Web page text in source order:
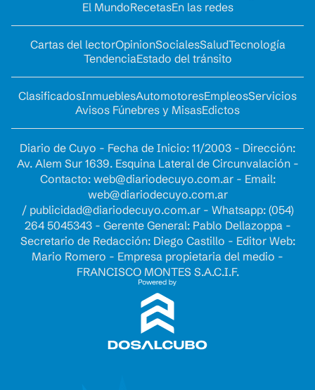
El MundoRecetasEn las redes
Cartas del lectorOpinionSocialesSaludTecnología
TendenciaEstado del tránsito
ClasificadosInmueblesAutomotoresEmpleosServicios
Avisos Fúnebres y MisasEdictos
Diario de Cuyo - Fecha de Inicio: 11/2003 - Dirección:
Av. Alem Sur 1639. Esquina Lateral de Circunvalación -
Contacto: web@diariodecuyo.com.ar- Email:
web@diariodecuyo.com.ar
/ publicidad@diariodecuyo.com.ar- Whatsapp: (054)
264 5045343 - Gerente General: Pablo Dellazoppa -
Secretario de Redacción: Diego Castillo - Editor Web:
Mario Romero - Empresa propietaria del medio -
FRANCISCO MONTES S.A.C.I.F.